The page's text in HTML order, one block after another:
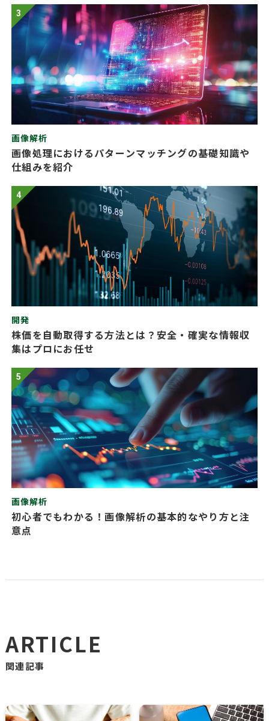
3
画像解析
画像処理におけるパターンマッチングの基礎知識や
仕組みを紹介
4
開発
株価を自動取得する方法とは？安全・確実な情報収
集はプロにお任せ
5
画像解析
初心者でもわかる！画像解析の基本的なやり方と注
意点
ARTICLE
関連記事